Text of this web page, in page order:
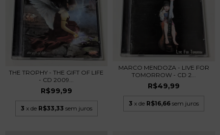
THE TROPHY - THE GIFT OF LIFE
- CD 2009...
R$99,99
3 x de R$33,33 sem juros
MARCO MENDOZA - LIVE FOR
TOMORROW - CD 2...
R$49,99
3 x de R$16,66 sem juros